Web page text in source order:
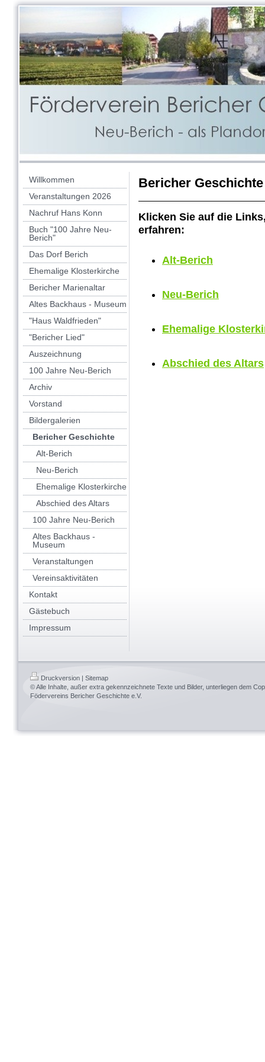
Willkommen
Veranstaltungen 2026
Nachruf Hans Konn
Buch "100 Jahre Neu-
Berich"
Das Dorf Berich
Ehemalige Klosterkirche
Bericher Marienaltar
Altes Backhaus - Museum
"Haus Waldfrieden"
"Bericher Lied"
Auszeichnung
100 Jahre Neu-Berich
Archiv
Vorstand
Bildergalerien
Bericher Geschichte
Alt-Berich
Neu-Berich
Ehemalige Klosterkirche
Abschied des Altars
100 Jahre Neu-Berich
Altes Backhaus -
Museum
Veranstaltungen
Vereinsaktivitäten
Kontakt
Gästebuch
Impressum
Bericher Geschichte
Klicken Sie auf die
erfahren:
Alt-Berich
Neu-Berich
Ehemalige
Abschied des Altars
Druckversion | Sitemap
© Alle Inhalte, außer extra gekennzeichnete Texte und Bilder, unterliegen dem
Födervereins Bericher Geschichte e.V.